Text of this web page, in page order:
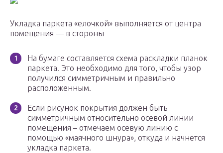
Укладка паркета «елочкой» выполняется от центра
помещения — в стороны
На бумаге составляется схема раскладки планок
паркета. Это необходимо для того, чтобы узор
получился симметричным и правильно
расположенным.
Если рисунок покрытия должен быть
симметричным относительно осевой линии
помещения – отмечаем осевую линию с
помощью «маячного шнура», откуда и начнется
укладка паркета.